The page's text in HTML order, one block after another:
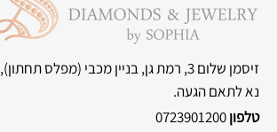
זיסמן שלום 3, רמת גן, בניין מכבי
(מפלס תחתון),
נא לתאם הגעה.
טלפון0723901200